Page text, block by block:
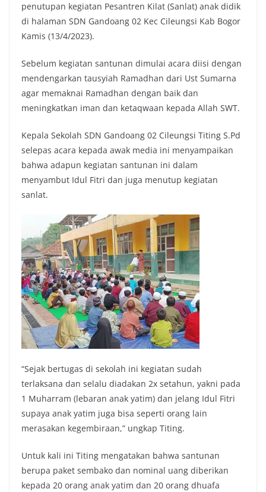
penutupan kegiatan Pesantren Kilat (Sanlat) anak didik
di halaman SDN Gandoang 02 Kec Cileungsi Kab Bogor
Kamis (13/4/2023).
Sebelum kegiatan santunan dimulai acara diisi dengan
mendengarkan tausyiah Ramadhan dari Ust Sumarna
agar memaknai Ramadhan dengan baik dan
meningkatkan iman dan ketaqwaan kepada Allah SWT.
Kepala Sekolah SDN Gandoang 02 Cileungsi Titing S.Pd
selepas acara kepada awak media ini menyampaikan
bahwa adapun kegiatan santunan ini dalam
menyambut Idul Fitri dan juga menutup kegiatan
sanlat.
“Sejak bertugas di sekolah ini kegiatan sudah
terlaksana dan selalu diadakan 2x setahun, yakni pada
1 Muharram (lebaran anak yatim) dan jelang Idul Fitri
supaya anak yatim juga bisa seperti orang lain
merasakan kegembiraan,” ungkap Titing.
Untuk kali ini Titing mengatakan bahwa santunan
berupa paket sembako dan nominal uang diberikan
kepada 20 orang anak yatim dan 20 orang dhuafa